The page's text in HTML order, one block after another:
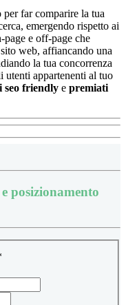
per far comparire la tua
emergendo rispetto ai
e off-page che
web, affiancando una
la tua concorrenza
utenti appartenenti al tuo
seo friendly e premiati
posizionamento